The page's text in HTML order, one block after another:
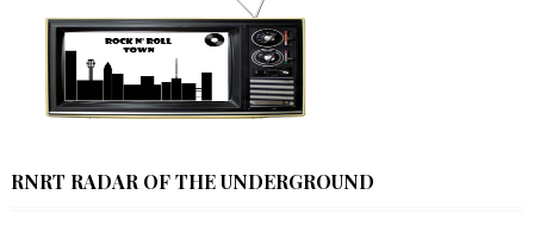
RNRT RADAR OF THE UNDERGROUND